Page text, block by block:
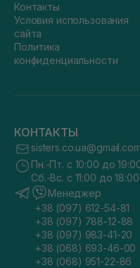
Контакты
Условия использования
сайта
Политика
конфиденциальности
КОНТАКТЫ
sisters.co.ua@gmail.com
Пн.-Пт. с 10:00 до
Сб.-Вс. с 11:00 до 18:00
Менеджер
+38 (097) 612-54-81
+38 (097) 788-12-88
+38 (097) 983-41-20
+38 (068) 693-46-00
+38 (068) 951-22-86